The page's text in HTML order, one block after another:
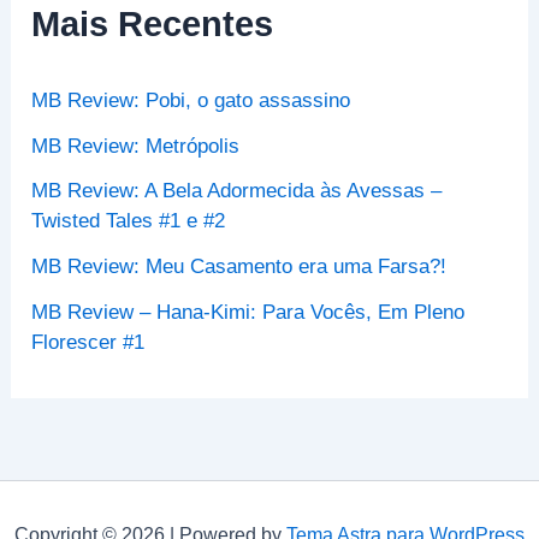
s
a
o
:
Mais Recentes
MB Review: Pobi, o gato assassino
MB Review: Metrópolis
MB Review: A Bela Adormecida às Avessas –
Twisted Tales #1 e #2
MB Review: Meu Casamento era uma Farsa?!
MB Review – Hana-Kimi: Para Vocês, Em Pleno
Florescer #1
Copyright © 2026 | Powered by Tema Astra para WordPress